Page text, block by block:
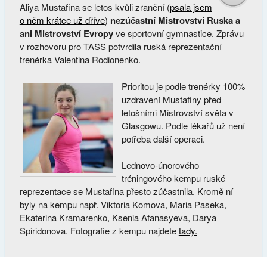
Aliya Mustafina se letos kvůli zranění (psala jsem
o něm krátce už dříve) nezúčastní Mistrovství Ruska a
ani Mistrovství Evropyve sportovní gymnastice. Zprávu
v rozhovoru pro TASS potvrdila ruská reprezentační
trenérka Valentina Rodionenko.
Prioritou je podle trenérky 100%
uzdravení Mustafiny před
letošními Mistrovství světa v
Glasgowu. Podle lékařů už není
potřeba další operaci.
Lednovo-únorového
tréningového kempu ruské
reprezentace se Mustafina přesto zúčastnila. Kromě ní
byly na kempu např. Viktoria Komova, Maria Paseka,
Ekaterina Kramarenko, Ksenia Afanasyeva, Darya
Spiridonova. Fotografie z kempu najdetetady.